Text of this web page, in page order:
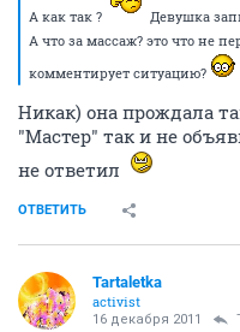
А как так ?
Девушка
А что за массаж? это что не
комментирует ситуацию?
Никак) она прождала
"Мастер" так и не
не ответил
ОТВЕТИТЬ
Tartaletka
activist
16 декабря 2011